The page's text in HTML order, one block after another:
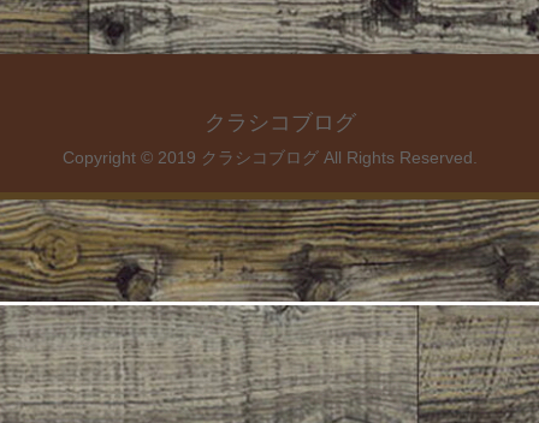
クラシコブログ
Copyright © 2019 クラシコブログ All Rights Reserved.